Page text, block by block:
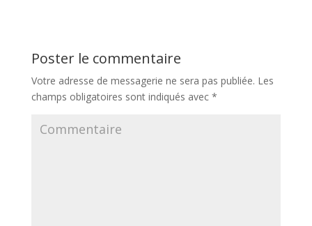
Poster le commentaire
Votre adresse de messagerie ne sera pas publiée. Les
champs obligatoires sont indiqués avec *